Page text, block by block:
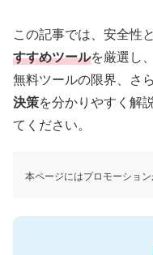
この記事では、安全性
すすめツールを厳選し
無料ツールの限界、さ
決策を分かりやすく解
てください。
本ページにはプロモーション